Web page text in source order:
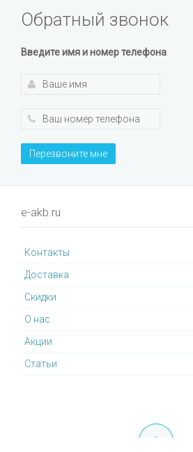
Обратный звонок
Введите имя и номер телефона
Перезвоните мне
e-akb.ru
Контакты
Доставка
Cкидки
О нас
Акции
Статьи